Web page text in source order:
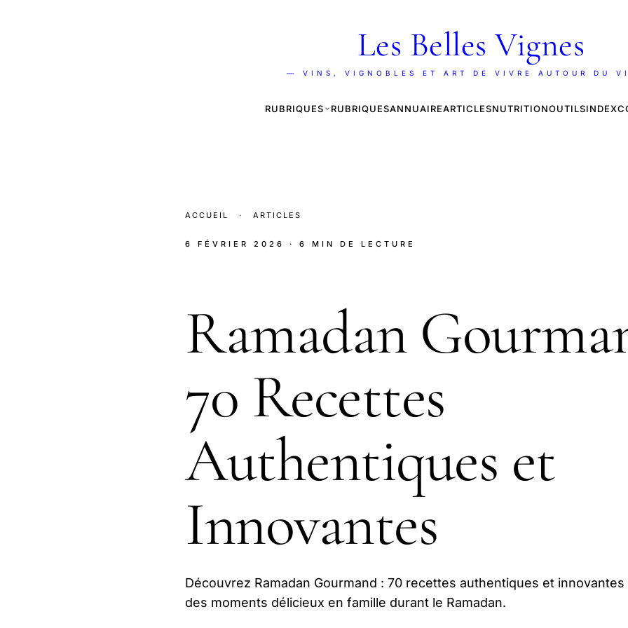
Les Belles Vignes
— VINS, VIGNOBLES ET ART DE VIVRE AUTOUR DU
RUBRIQUES RUBRIQUESANNUAIREARTICLESNUTRITIONOUTILSINDEX
ACCUEIL · ARTICLES
6 FÉVRIER 2026 · 6 MIN DE LECTURE
Ramadan
70 Recettes
Authentiques et
Innovantes
Découvrez Ramadan Gourmand : 70 recettes authentiques et
des moments délicieux en famille durant le Ramadan.